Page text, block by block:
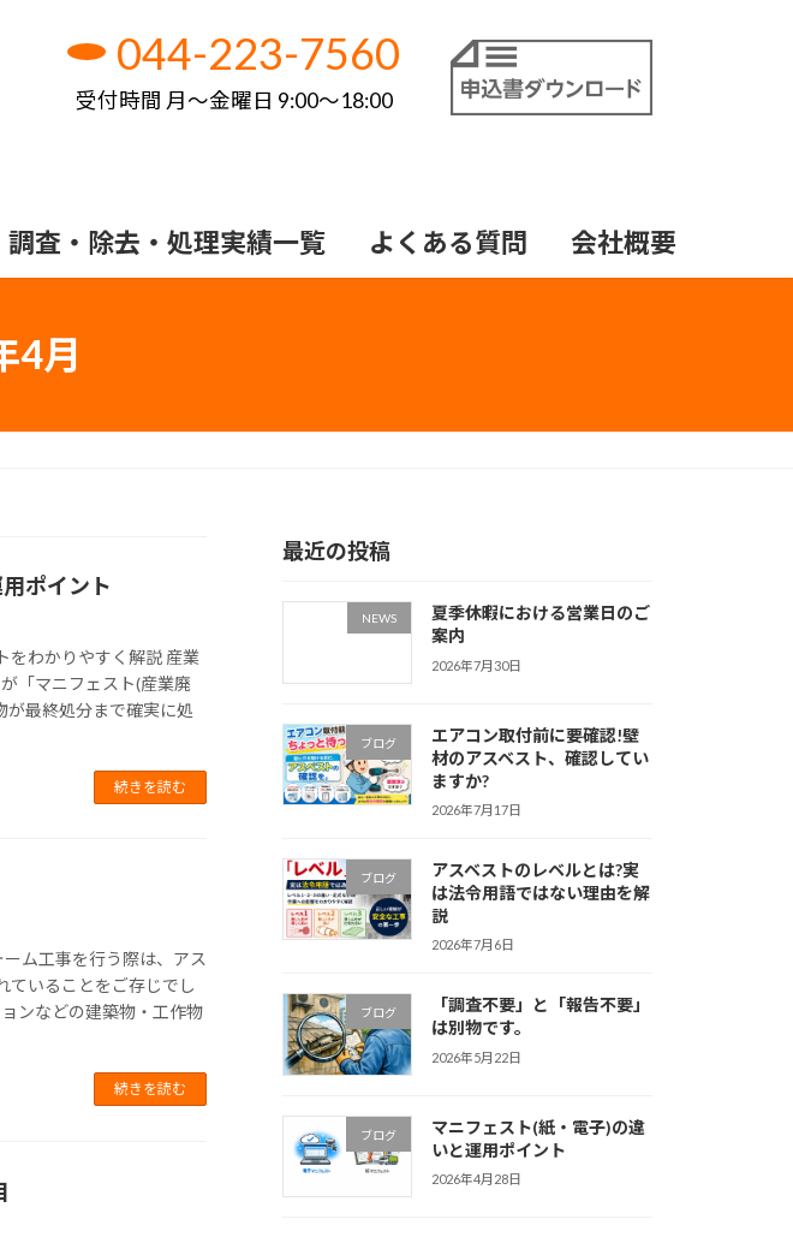
044-223-7560
受付時間 月～金曜日 9:00～18:00
調査・除去・処理実績一覧 よくある質問 会社概要
4月
ポイント
をわかりやすく解説 産業
「マニフェスト(産業廃
が最終処分まで確実に処
続きを読む
ム工事を行う際は、アス
ていることをご存じでし
ンなどの建築物・工作物
続きを読む
最近の投稿
NEWS
夏季休暇における営業日のご
案内
2026年7月30日
ブログ
エアコン取付前に要確認!壁
材のアスベスト、確認してい
ますか?
2026年7月17日
ブログ
アスベストのレベルとは?実
は法令用語ではない理由を解
説
2026年7月6日
ブログ
「調査不要」と「報告不要」
は別物です。
2026年5月22日
ブログ
マニフェスト(紙・電子)の違
いと運用ポイント
2026年4月28日